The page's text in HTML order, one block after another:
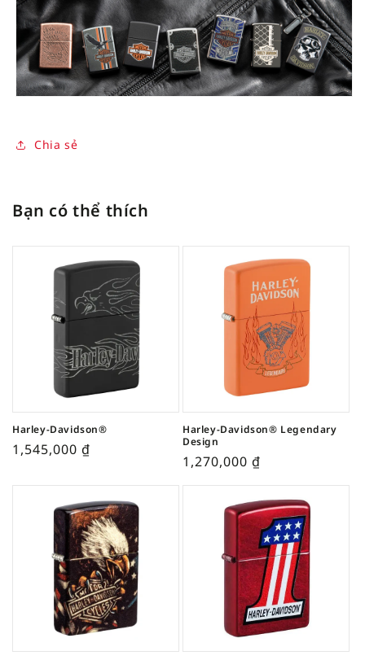
Chia sẻ
Bạn có thể thích
Harley-Davidson®
1,545,000 ₫
Harley-Davidson® Legendary
Design
1,270,000 ₫